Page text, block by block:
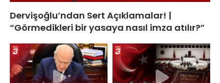
Dervişoğlu’ndan Sert Açıklamalar! |
“Görmedikleri bir yasaya nasıl imza atılır?”